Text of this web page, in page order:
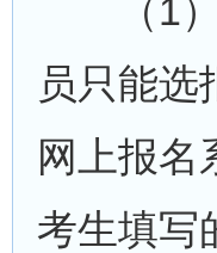
（1）
员只能
网上报名
考生填写